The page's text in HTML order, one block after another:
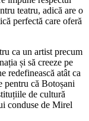
teatru, adică are o
perfectă care oferă
ca un artist precum
și să creeze pe
redefinească atât ca
pentru că Botoșani
de cultură
conduse de Mirel